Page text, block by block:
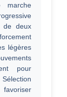
marche
de deux
légères
pour